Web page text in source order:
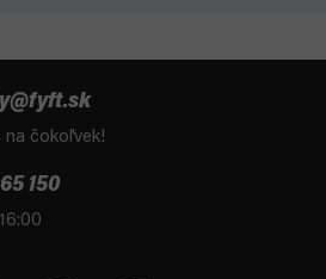
na čokoľvek!
150